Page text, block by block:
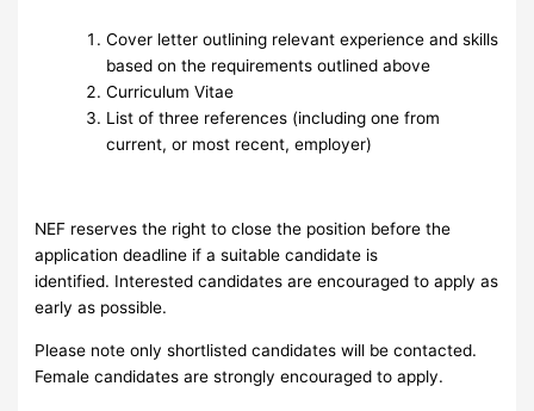
Cover letter outlining relevant experience and skills
based on the requirements outlined above
Curriculum Vitae
List of three references (including one from
current, or most recent, employer)
NEF reserves the right to close the position before the
application deadline if a suitable candidate is
identified. Interested candidates are encouraged to apply as
early as possible.
Please note only shortlisted candidates will be contacted.
Female candidates are strongly encouraged to apply.